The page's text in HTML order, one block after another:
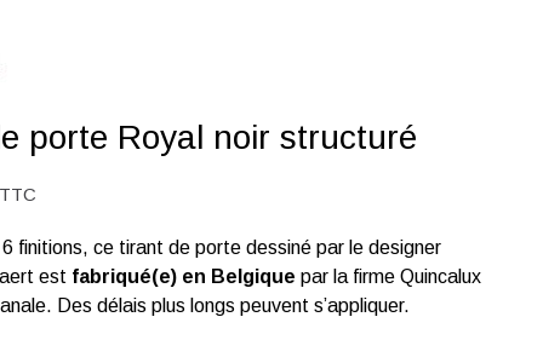
porte Royal noir structuré
TTC
6 finitions, ce tirant de porte dessiné par le designer
est fabriqué(e) en Belgique par la firme Quincalux
Des délais plus longs peuvent s’appliquer.